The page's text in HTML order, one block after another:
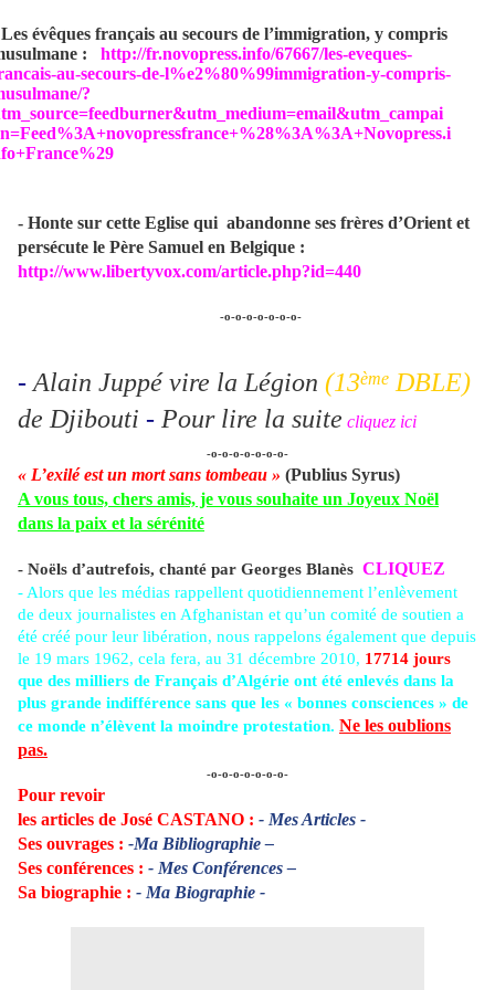
évêques français au secours de l’immigration, y compris
:
http://fr.novopress.info/67667/les-eveques-
au-secours-de-l%e2%80%99immigration-y-compris-
?
- Honte sur cette Eglise qui abandonne ses frères d’Orient et
persécute le Père Samuel en Belgique :
http://www.libertyvox.com/article.php?id=440
-o-o-o-o-o-o-o-
- Alain Juppé vire la Légion (13ème DBLE)
de Djibouti - Pour lire la suite cliquez ici
-o-o-o-o-o-o-o-
« L’exilé est un mort sans tombeau » (Publius Syrus)
A vous tous, chers amis, je vous souhaite un Joyeux Noël
dans la paix et la sérénité
- Noëls d’autrefois, chanté par Georges Blanès CLIQUEZ
- Alors que les médias rappellent quotidiennement l’enlèvement
de deux journalistes en Afghanistan et qu’un comité de soutien a
été créé pour leur libération, nous rappelons également que depuis
le 19 mars 1962, cela fera, au 31 décembre 2010, 17714 jours
que des milliers de Français d’Algérie ont été enlevés dans la
plus grande indifférence sans que les « bonnes consciences » de
ce monde n’élèvent la moindre protestation. Ne les oublions
pas.
-o-o-o-o-o-o-o-
Pour revoir
les articles de José CASTANO : - Mes Articles -
Ses ouvrages : -Ma Bibliographie –
Ses conférences : - Mes Conférences –
Sa biographie : - Ma Biographie -